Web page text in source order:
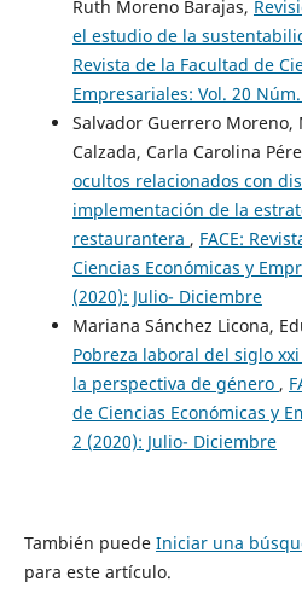
Ruth Moreno Barajas,
el estudio de la
Revista de la Facultad de
Empresariales: Vol. 20
Salvador Guerrero
Calzada, Carla Carolina
ocultos relacionados con
implementación de la
restaurantera , FACE:
Ciencias Económicas y
(2020): Julio- Diciembre
Mariana Sánchez Licona,
Pobreza laboral del siglo
la perspectiva de género ,
de Ciencias Económicas y
2 (2020): Julio- Diciembre
También puede Iniciar una
para este artículo.